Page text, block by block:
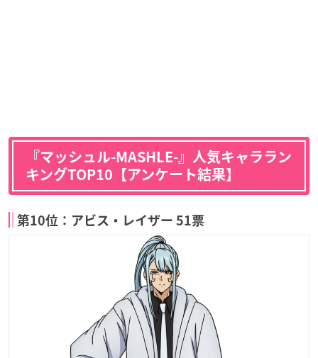
『マッシュル-MASHLE-』人気キャララン
キングTOP10【アンケート結果】
第10位：アビス・レイザー 51票